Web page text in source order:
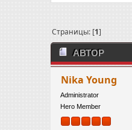
Свое дело в
Страницы: [1]
АВТОР
ДАВНЮЮ
Nika Young
Administrator
Hero Member